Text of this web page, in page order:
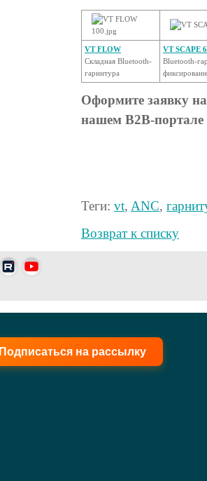
VT FLOW
Складная Bluetooth-
гарнитура
VT SCAPE
Bluetooth-
Оформите заявку
нашем B2B-портале
Теги: vt, ANC,
Возврат к списку
Подписаться на рассылку